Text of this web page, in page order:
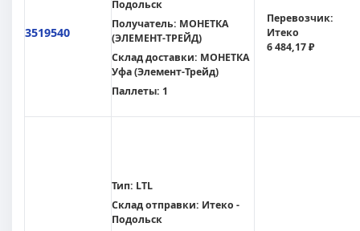
3519540
Подольск
Получатель: МОНЕТКА
(ЭЛЕМЕНТ-ТРЕЙД)
Склад доставки: МОНЕТКА
Уфа (Элемент-Трейд)
Паллеты: 1
Перевозчик:
Итеко
6 484,17 ₽
Тип: LTL
Склад отправки: Итеко -
Подольск